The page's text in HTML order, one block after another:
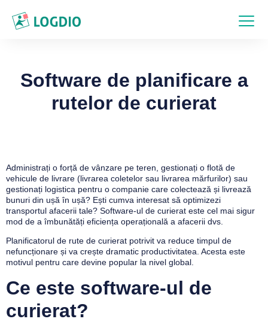
Software de planificare a
rutelor de curierat
Administrați o forță de vânzare pe teren, gestionați o flotă de
vehicule de livrare (livrarea coletelor sau livrarea mărfurilor) sau
gestionați logistica pentru o companie care colectează și livrează
bunuri din ușă în ușă? Ești cumva interesat să optimizezi
transportul afacerii tale? Software-ul de curierat este cel mai sigur
mod de a îmbunătăți eficiența operațională a afacerii dvs.
Planificatorul de rute de curierat potrivit va reduce timpul de
nefuncționare și va crește dramatic productivitatea. Acesta este
motivul pentru care devine popular la nivel global.
Ce este software-ul de
curierat?